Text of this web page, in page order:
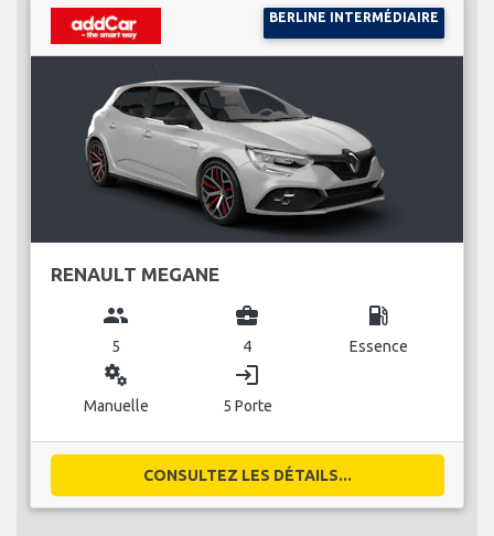
BERLINE INTERMÉDIAIRE
RENAULT MEGANE
group
5
business_center
4
local_gas_station
Essence
miscellaneous_services
Manuelle
login
5 Porte
CONSULTEZ LES DÉTAILS...